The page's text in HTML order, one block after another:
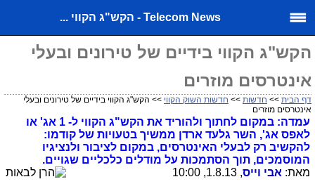
Telecom News - הקש"ג הקווי ...
הקש"ג הקווי בידיים של טירונים ובעלי
אינטרסים מוזרים
דף הבית >> חדשות >> חדשות השוק הקווי >> הקש"ג הקווי בידיים של טירונים ובעלי
אינטרסים מוזרים
עמדה: במקום לחתוך ולהוריד את הקש"ג הקווי ל- 1 אג' או
לאפס אג', השר גלעד ארדן ממשיך בטעויות של קודמו:
להקשיב רק לבעלי האינטרסים, במקום לציבור ולנציגיו
המוסמכים, תוך הסתמכות על מודלים כלכליים שגויים.
מאת: אבי וייס, 1.8.13, 10:00